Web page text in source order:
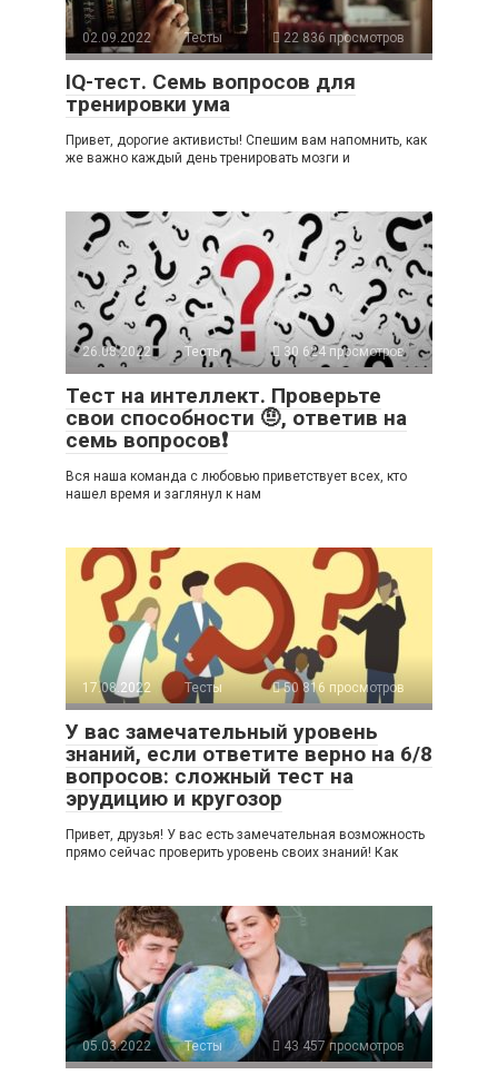
02.09.2022 Тесты 22 836 просмотров
IQ-тест. Семь вопросов для
тренировки ума
Привет, дорогие активисты! Спешим вам напомнить, как
же важно каждый день тренировать мозги и
26.08.2022 Тесты 30 624 просмотров
Тест на интеллект. Проверьте
свои способности 🤨, ответив на
семь вопросов❗
Вся наша команда с любовью приветствует всех, кто
нашел время и заглянул к нам
17.08.2022 Тесты 50 816 просмотров
У вас замечательный уровень
знаний, если ответите верно на 6/8
вопросов: сложный тест на
эрудицию и кругозор
Привет, друзья! У вас есть замечательная возможность
прямо сейчас проверить уровень своих знаний! Как
05.03.2022 Тесты 43 457 просмотров